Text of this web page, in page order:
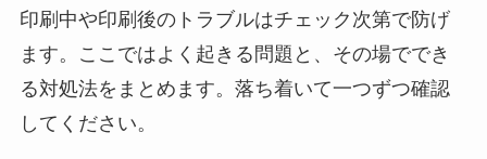
印刷中や印刷後のトラブルはチェック次第で防げ
ます。ここではよく起きる問題と、その場ででき
る対処法をまとめます。落ち着いて一つずつ確認
してください。